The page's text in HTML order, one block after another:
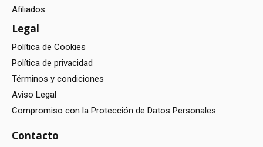
Afiliados
Legal
Política de Cookies
Política de privacidad
Términos y condiciones
Aviso Legal
Compromiso con la Protección de Datos Personales
Contacto